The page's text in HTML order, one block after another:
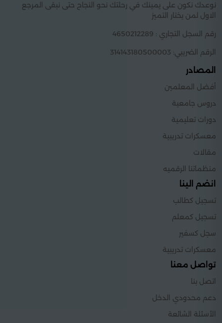
نوعدك نكون على يمينك في رحلتك نحو النجاح حتى نبقى المرجع
الاول لمن يختار التميز
رقم السجل التجاري : 4650212289
الرقم الضريبي: 314143180500003
المصادر
أفضل المعلمين
دروس جامعية
دورات تعليمية
معسكرات تدريبية
مقالات
منظماتنا الرقميه
انضم الينا
تسجيل كطالب
تسجيل كمعلم
سجل كسفير
معسكرات تدريبية
تواصل معنا
اتصل بنا
دعم محدودي الدخل
الأسئلة الشائعة